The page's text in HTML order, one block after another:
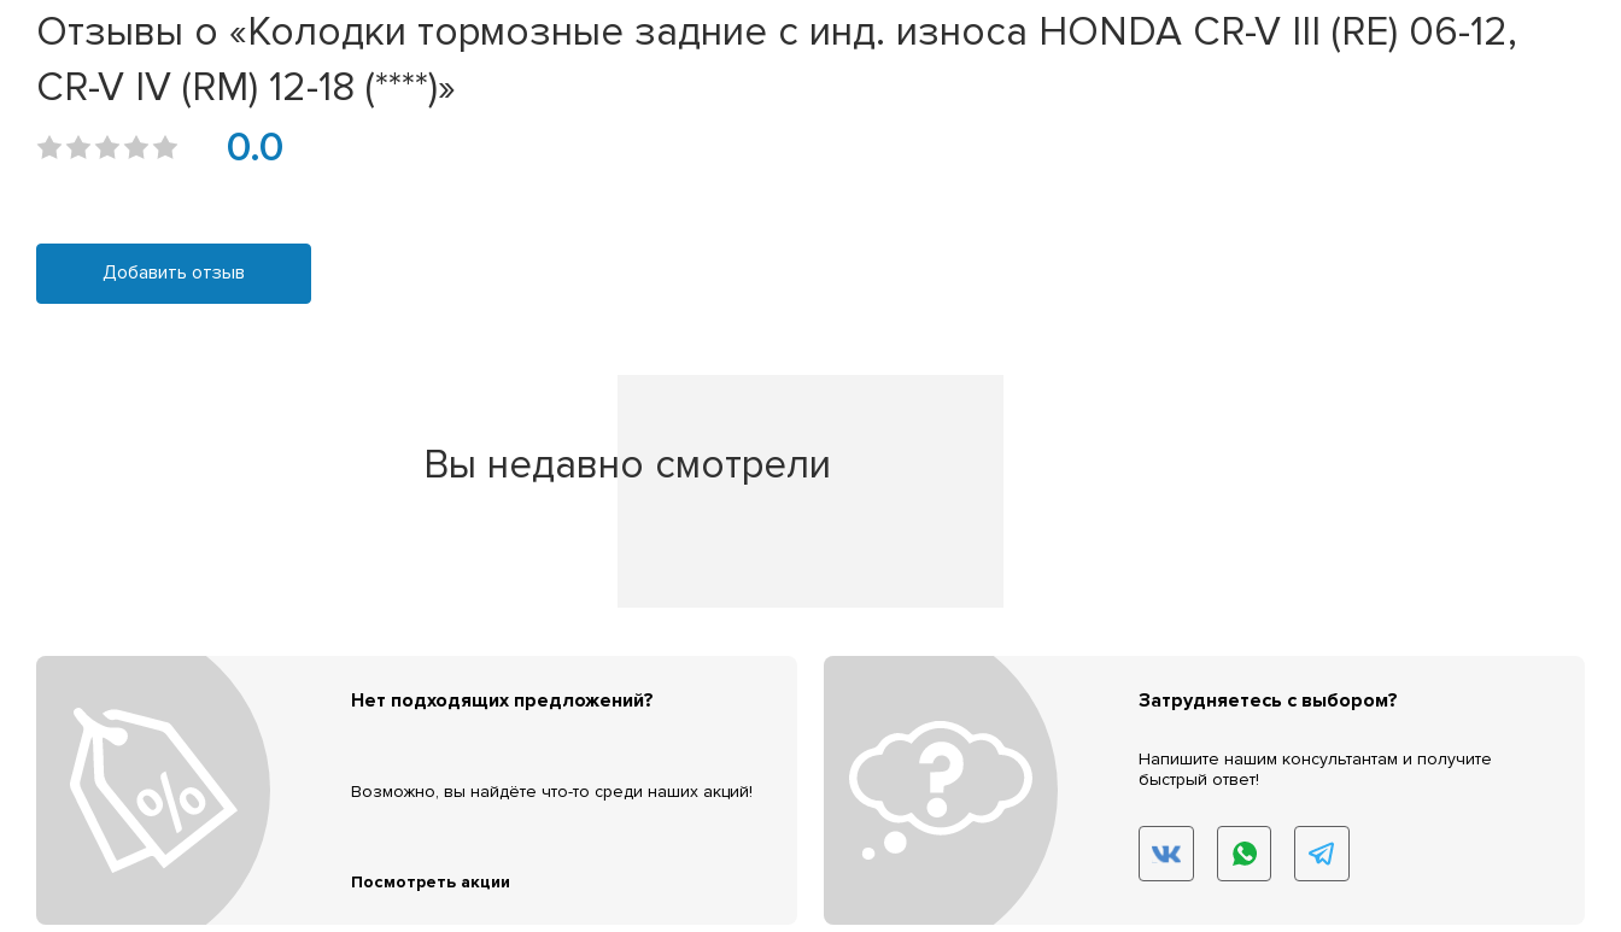
Отзывы о «Колодки тормозные задние с инд. износа HONDA CR-V III (RE) 06-12,
CR-V IV (RM) 12-18 (****)»
0.0
Добавить отзыв
Вы недавно смотрели
Нет подходящих предложений?
Возможно, вы найдёте что-то среди наших акций!
Посмотреть акции
Затрудняетесь с выбором?
Напишите нашим консультантам и получите
быстрый ответ!